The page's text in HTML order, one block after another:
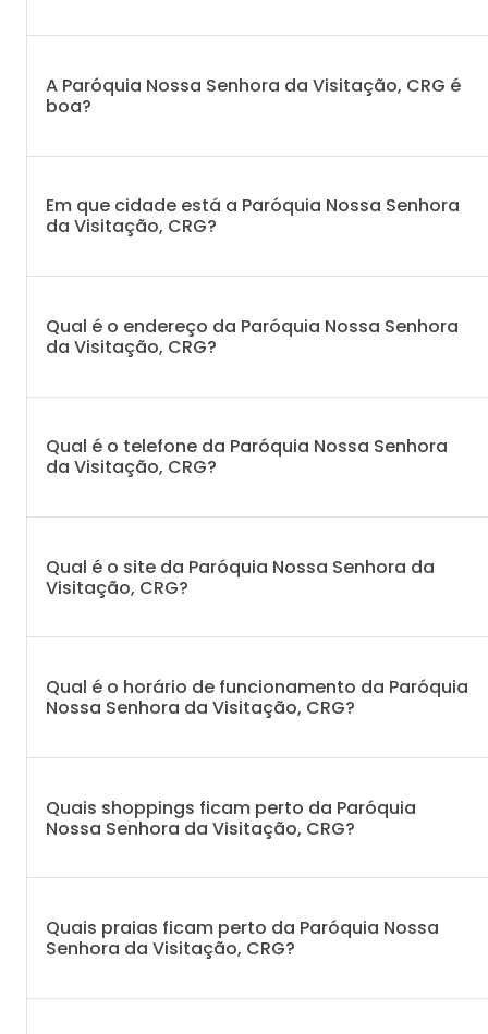
A Paróquia Nossa Senhora da Visitação, CRG é
boa?
Em que cidade está a Paróquia Nossa Senhora
da Visitação, CRG?
Qual é o endereço da Paróquia Nossa Senhora
da Visitação, CRG?
Qual é o telefone da Paróquia Nossa Senhora
da Visitação, CRG?
Qual é o site da Paróquia Nossa Senhora da
Visitação, CRG?
Qual é o horário de funcionamento da Paróquia
Nossa Senhora da Visitação, CRG?
Quais shoppings ficam perto da Paróquia
Nossa Senhora da Visitação, CRG?
Quais praias ficam perto da Paróquia Nossa
Senhora da Visitação, CRG?